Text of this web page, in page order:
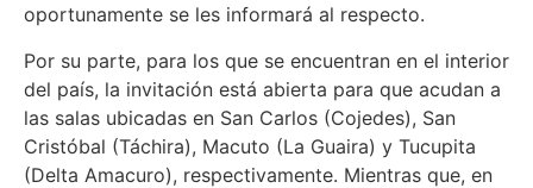
oportunamente se les informará al respecto.
Por su parte, para los que se encuentran en el interior
del país, la invitación está abierta para que acudan a
las salas ubicadas en San Carlos (Cojedes), San
Cristóbal (Táchira), Macuto (La Guaira) y Tucupita
(Delta Amacuro), respectivamente. Mientras que, en